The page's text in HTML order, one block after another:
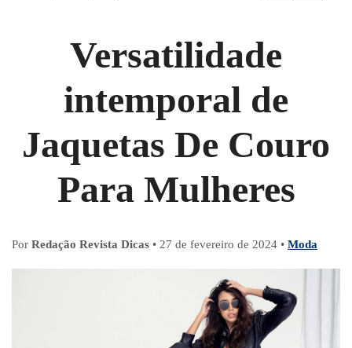
Versatilidade
intemporal de
Jaquetas De Couro
Para Mulheres
Por Redação Revista Dicas • 27 de fevereiro de 2024 • Moda